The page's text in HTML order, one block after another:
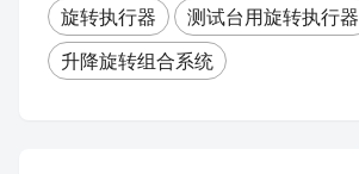
旋转执行器
测试台用旋转执行器
升降旋转组合系统